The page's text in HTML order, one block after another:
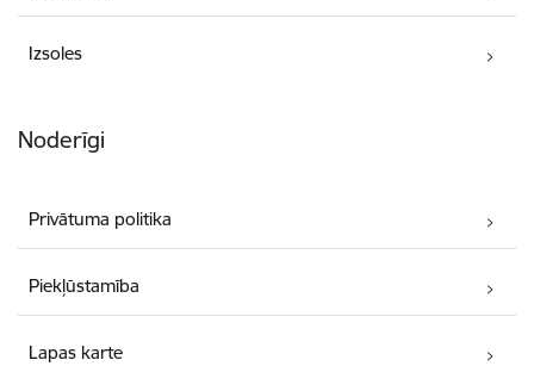
Izsoles
Noderīgi
Privātuma politika
Piekļūstamība
Lapas karte